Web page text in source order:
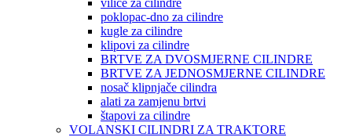
vilice za cilindre
poklopac-dno za cilindre
kugle za cilindre
klipovi za cilindre
BRTVE ZA DVOSMJERNE CILINDRE
BRTVE ZA JEDNOSMJERNE CILINDRE
nosač klipnjače cilindra
alati za zamjenu brtvi
štapovi za cilindre
VOLANSKI CILINDRI ZA TRAKTORE